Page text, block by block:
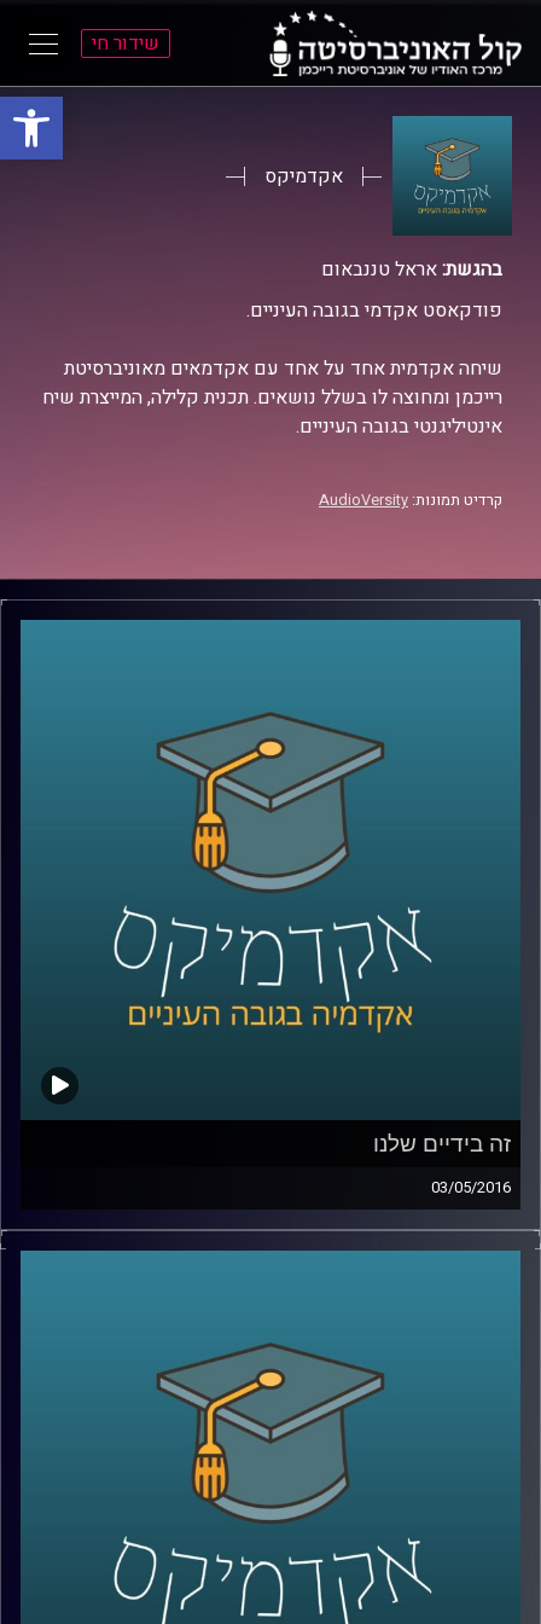
פתח
שידור חי
אקדמיקס
בהגשת:אראל טננבאום
פודקאסט אקדמי בגובה העיניים.
שיחה אקדמית אחד על אחד עם אקדמאים מאוניברסיטת
רייכמן ומחוצה לו בשלל נושאים. תכנית קלילה, המייצרת שיח
אינטיליגנטי בגובה העיניים.
קרדיט תמונות: AudioVersity
זה בידיים שלנו
03/05/2016
ניורופסיכולוגיה חוקרת את ההשפעות של
בכר-פוקס חוקר זקנה, לכן מחלת האלצהיימר
נמצאת במרכז עבודתו המחקרית בשנים
האחרונות. בשנים האחרונות תופס המחקר כיוון
ברור ושואל כיצד ניתן למנוע את המחלה
ולהיזדקן בלעדיה? הרבה דברים יכולים לעזור,
אבל הממצא המדהים הוא שהכל תלוי בכם! אז
תתמידו, או לא?